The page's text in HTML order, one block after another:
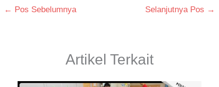
← Pos Sebelumnya Selanjutnya Pos →
Artikel Terkait